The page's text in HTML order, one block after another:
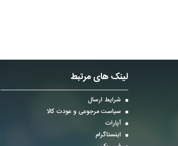
لینک های مرتبط
شرایط ارسال
سیاست مرجوعی و عودت کالا
آپارات
اینستاگرام